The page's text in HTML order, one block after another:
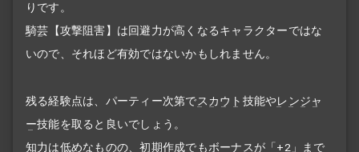
りです。
騎芸 【攻撃阻害】は回避力が高くなるキャラクターではな
いので、それほど有効ではないかもしれません。
残る経験点は、パーティー次第でスカウト 技能やレンジャ
ー技能を取ると良いでしょう。
知力は低めなものの、初期作成でもボーナスが「+2」まで